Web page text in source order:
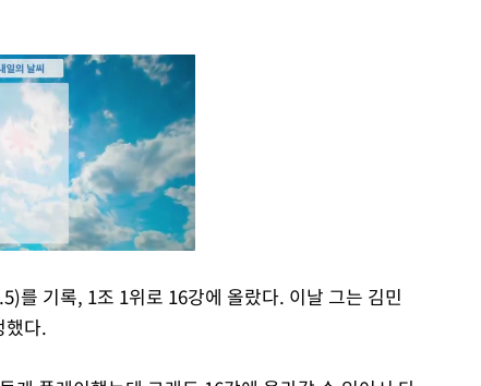
를 기록, 1조 1위로 16강에 올랐다. 이날 그는 김민
했다.